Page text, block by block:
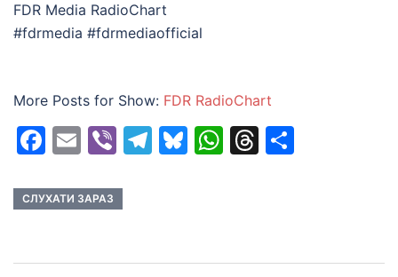
FDR Media RadioChart
#fdrmedia #fdrmediaofficial
More Posts for Show: FDR RadioChart
Facebook
EmailViberTelegram
Bluesky
WhatsApp
Threads
СЛУХАТИ ЗАРАЗ